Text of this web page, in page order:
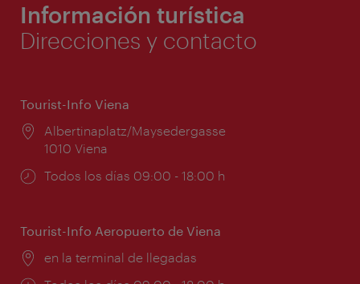
Información turística
Direcciones y contacto
Tourist-Info Viena
Lugar:
Albertinaplatz/Maysedergasse
1010 Viena
Horarios
Todos los días 09:00 - 18:00 h
Tourist-Info Aeropuerto de Viena
Lugar:
en la terminal de llegadas